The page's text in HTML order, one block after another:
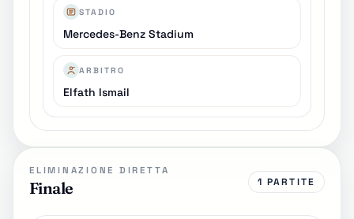
STADIO
Mercedes-Benz Stadium
ARBITRO
Elfath Ismail
ELIMINAZIONE DIRETTA
Finale 1 PARTITE